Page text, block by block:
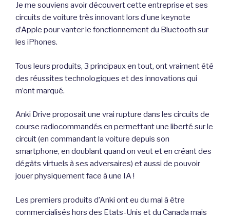
Je me souviens avoir découvert cette entreprise et ses
circuits de voiture très innovant lors d’une keynote
d’Apple pour vanter le fonctionnement du Bluetooth sur
les iPhones.
Tous leurs produits, 3 principaux en tout, ont vraiment été
des réussites technologiques et des innovations qui
m’ont marqué.
Anki Drive proposait une vrai rupture dans les circuits de
course radiocommandés en permettant une liberté sur le
circuit (en commandant la voiture depuis son
smartphone, en doublant quand on veut et en créant des
dégâts virtuels à ses adversaires) et aussi de pouvoir
jouer physiquement face à une IA !
Les premiers produits d’Anki ont eu du mal à être
commercialisés hors des Etats-Unis et du Canada mais